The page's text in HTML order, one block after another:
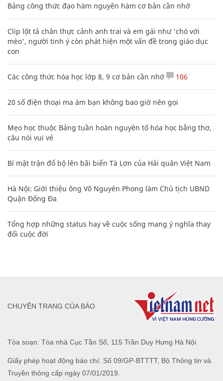
Bảng công thức đạo hàm nguyên hàm cơ bản cần nhớ
Clip lột tả chân thực cảnh anh trai và em gái như 'chó với
mèo', người tinh ý còn phát hiện một vấn đề trong giáo dục
con
Các công thức hóa học lớp 8, 9 cơ bản cần nhớ 106
20 số điện thoại ma ám bạn không bao giờ nên gọi
Mẹo học thuộc Bảng tuần hoàn nguyên tố hóa học bằng thơ,
câu nói vui vẻ
Bí mật trận đổ bộ lên bãi biển Tà Lơn của Hải quân Việt Nam
Hà Nội: Giới thiệu ông Võ Nguyên Phong làm Chủ tịch UBND
Quận Đống Đa
Tổng hợp những status hay về cuộc sống mang ý nghĩa thay
đổi cuộc đời
Tòa soạn: Tòa nhà Cục Tần Số, 115 Trần Duy Hưng Hà Nội
Giấy phép hoạt động báo chí: Số 09/GP-BTTTT, Bộ Thông tin và
Truyền thông cấp ngày 07/01/2019.
CHUYÊN TRANG CỦA BÁO